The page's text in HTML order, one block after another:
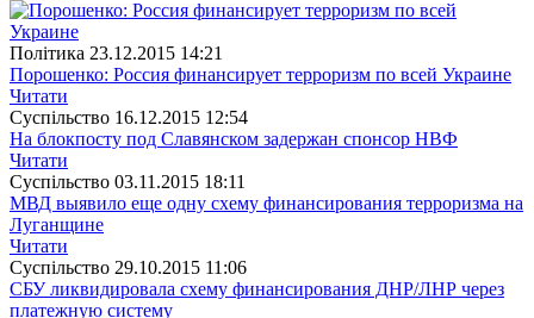
Полiтика 23.12.2015 14:21
Порошенко: Россия финансирует терроризм по всей Украине
Читати
Суспiльство 16.12.2015 12:54
На блокпосту под Славянском задержан спонсор НВФ
Читати
Суспiльство 03.11.2015 18:11
МВД выявило еще одну схему финансирования терроризма на
Луганщине
Читати
Суспiльство 29.10.2015 11:06
СБУ ликвидировала схему финансирования ДНР/ЛНР через
платежную систему